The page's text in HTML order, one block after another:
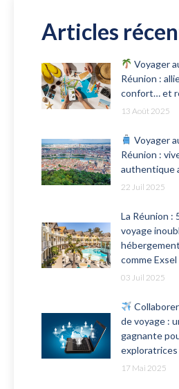
Articles
Voyager
Réunion :
confort… et
13 Août 2025
Voyager
Réunion :
authentique
22 Juil 2025
La Réunion :
voyage
comme
03 Juil 2025
de voyage :
gagnante
exploratrices
17 Mai 2025